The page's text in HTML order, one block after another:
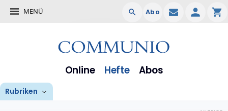
MENÜ Abo
Online Hefte Abos
Rubriken